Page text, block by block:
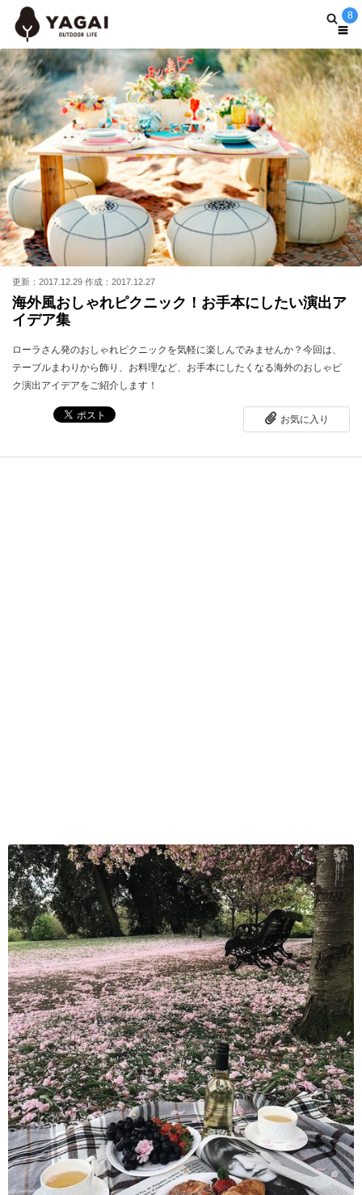
8
更新：2017.12.29 作成：2017.12.27
海外風おしゃれピクニック！お手本にしたい演出ア
イデア集
ローラさん発のおしゃれピクニックを気軽に楽しんでみませんか？今回は、
テーブルまわりから飾り、お料理など、お手本にしたくなる海外のおしゃピ
ク演出アイデアをご紹介します！
お気に入り